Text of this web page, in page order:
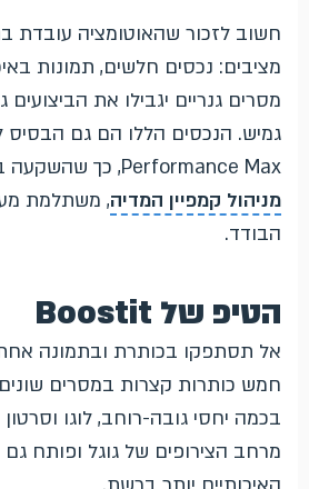
חשוב לזכור שהאוטומציה עובדת
מציבים: נכסים חלשים, תמונות
מסרים גנריים יגבילו את
גמיש. הנכסים הללו הם גם הבסיס
Performance Max, כך שהשקעה באיכותם, כחלק
מניהול קמפיין המדיה, משתלמת
הבודד.
הטיפ של Boostit
אל תסתפקו בכותרת ובתמונה
חמש כותרות קצרות במסרים
בכמה יחסי גובה-רוחב, לוגו
מרחב הצירופים של גוגל ופותח